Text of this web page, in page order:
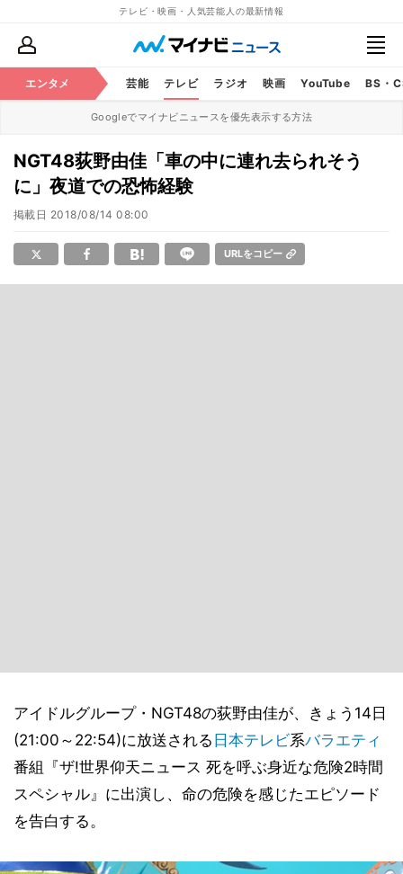
テレビ・映画・人気芸能人の最新情報
エンタメ 芸能 テレビ ラジオ 映画 YouTube BS・
Googleでマイナビニュースを優先表示する方法
NGT48荻野由佳「車の中に連れ去られそう
に」夜道での恐怖経験
掲載日 2018/08/14 08:00
URLをコピー
アイドルグループ・NGT48の荻野由佳が、きょう14日
(21:00～22:54)に放送される 日本テレビ系バラエティ
番組『ザ!世界仰天ニュース 死を呼ぶ身近な危険2時間
スペシャル』に出演し、命の危険を感じたエピソード
を告白する。